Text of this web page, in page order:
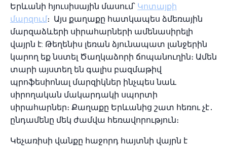
Երևանի հյուսիսային մասում՝ Կոտայքի
մարզում։ Այս քաղաքը հատկապես ձմեռային
մարզաձևերի սիրահարների ամենասիրելի
վայրն է: Թեղենիս լեռան ձյունապատ լանջերին
կարող եք նստել Ծաղկաձորի ճոպանուղին։ Ամեն
տարի այստեղ են գալիս բազմաթիվ
պրոֆեսիոնալ մարզիկներ ինչպես նաև
սիրողական մակարդակի սպորտի
սիրահարներ։ Քաղաքը Երևանից շատ հեռու չէ․
ընդամենը մեկ ժամվա հեռավորություն։
Կեչառիսի վանքը հաջորդ հայտնի վայրն է